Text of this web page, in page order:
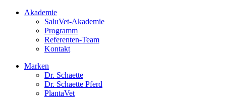
Akademie
SaluVet-Akademie
Programm
Referenten-Team
Kontakt
Marken
Dr. Schaette
Dr. Schaette Pferd
PlantaVet